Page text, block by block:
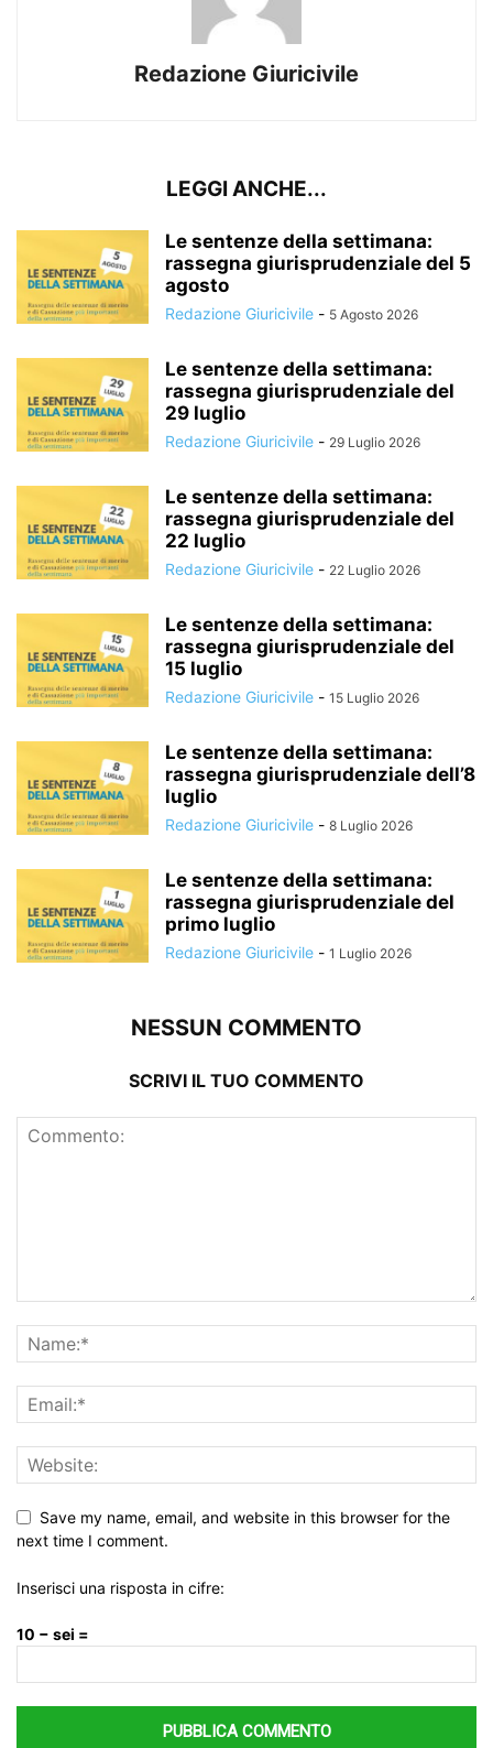
Redazione Giuricivile
LEGGI ANCHE...
Le sentenze della settimana:
rassegna giurisprudenziale del 5
agosto
Redazione Giuricivile - 5 Agosto 2026
Le sentenze della settimana:
rassegna giurisprudenziale del
29 luglio
Redazione Giuricivile - 29 Luglio 2026
Le sentenze della settimana:
rassegna giurisprudenziale del
22 luglio
Redazione Giuricivile - 22 Luglio 2026
Le sentenze della settimana:
rassegna giurisprudenziale del
15 luglio
Redazione Giuricivile - 15 Luglio 2026
Le sentenze della settimana:
rassegna giurisprudenziale dell’8
luglio
Redazione Giuricivile - 8 Luglio 2026
Le sentenze della settimana:
rassegna giurisprudenziale del
primo luglio
Redazione Giuricivile - 1 Luglio 2026
NESSUN COMMENTO
SCRIVI IL TUO COMMENTO
Save my name, email, and website in this browser for the
next time I comment.
Inserisci una risposta in cifre:
10 − sei =